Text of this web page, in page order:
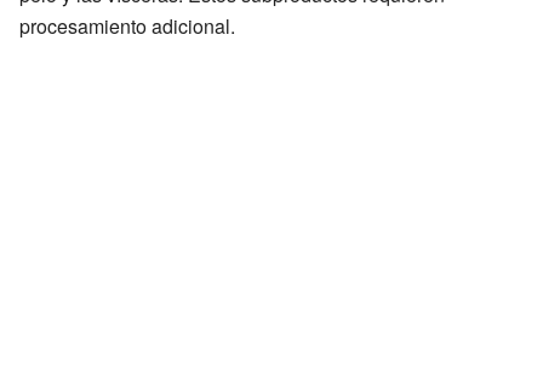
procesamiento adicional.